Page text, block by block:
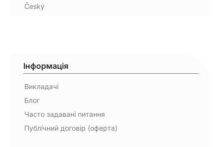
Český
Інформація
Викладачі
Блог
Часто задавані питання
Публічний договір (оферта)